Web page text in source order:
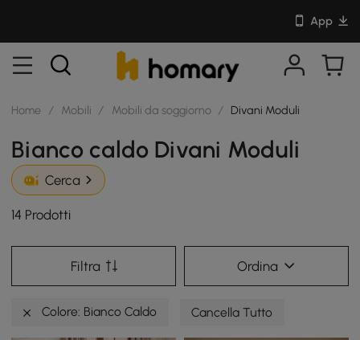
App
Home / Mobili / Mobili da soggiorno / Divani Moduli
Bianco caldo Divani Moduli
Cerca
14 Prodotti
Filtra Ordina
Colore: Bianco Caldo Cancella Tutto